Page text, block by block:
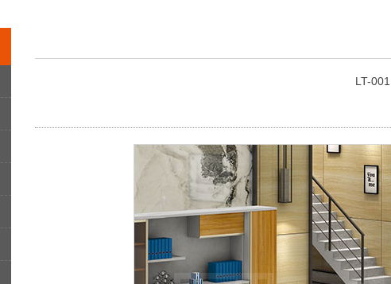
LT-001